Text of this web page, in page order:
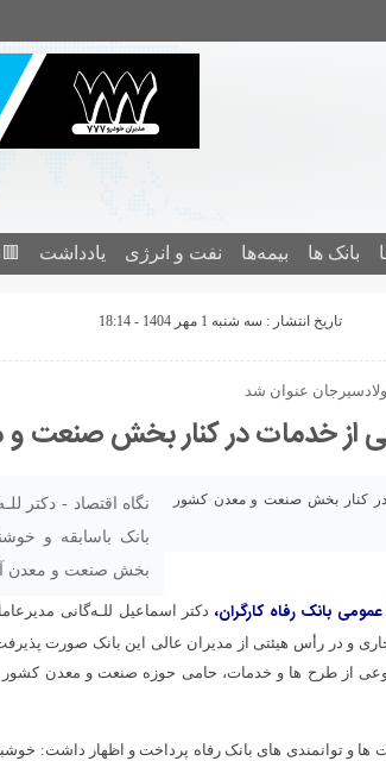
بانک ها بیمه‌ها نفت و انرژی یادداشت
تاریخ انتشار : سه شنبه 1 مهر 1404 - 18:14
عنوان شد
از خدمات در کنار بخش صنعت
نگاه اقتصاد - دکتر
بانک باسابقه و
بخش صنعت و معدن
بانک رفاه کارگران، دکتر اسماعیل للـه‌گانی
و در رأس هیئتی از مدیران عالی این بانک صورت
از طرح ها و خدمات، حامی حوزه صنعت و معدن
ها و توانمندی های بانک رفاه پرداخت و اظهار داشت: